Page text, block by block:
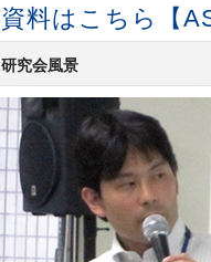
資料はこちら【
研究会風景